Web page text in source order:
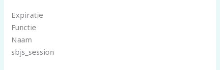
Expiratie
Functie
Naam
sbjs_session